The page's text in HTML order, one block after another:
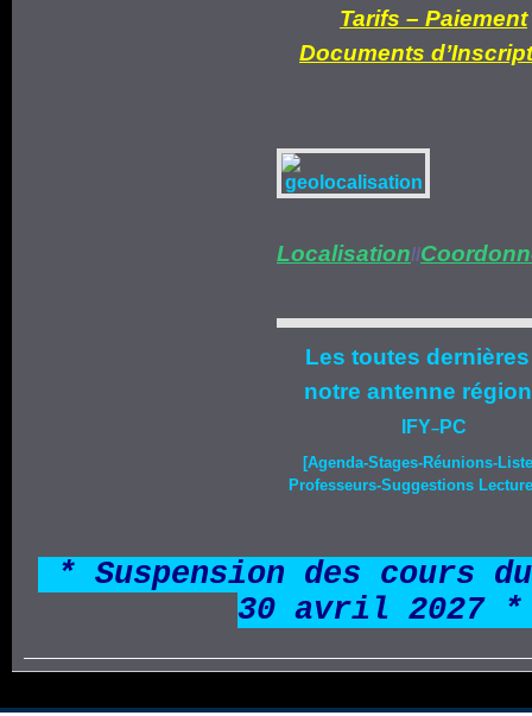
Tarifs – Paiement
Documents d’
Localisation//
Les toutes
notre antenne
IFY–PC
[Agenda-Stages-Réunions-
Professeurs-Suggestions
* Suspension des cours
30 avril 2027 *